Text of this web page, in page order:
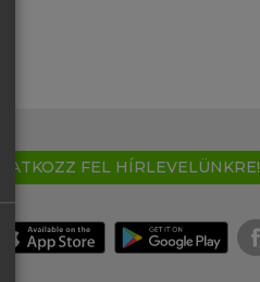
IRATKOZZ FEL HÍRLEVELÜNKRE!